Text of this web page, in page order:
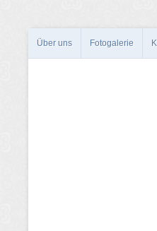
Über uns Fotogalerie